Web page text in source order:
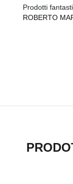
Prodotti
ROBERTO